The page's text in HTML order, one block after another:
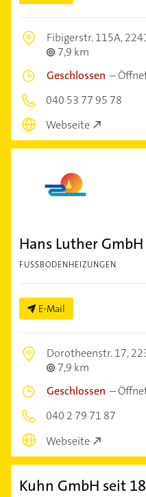
Fibigerstr. 115A,
7,9 km
Geschlossen –
040 53 77 95 78
Webseite
Hans Luther GmbH
FUSSBODENHEIZUNGEN
E-Mail
Dorotheenstr. 17,
7,9 km
Geschlossen –
040 2 79 71 87
Webseite
Kuhn GmbH seit